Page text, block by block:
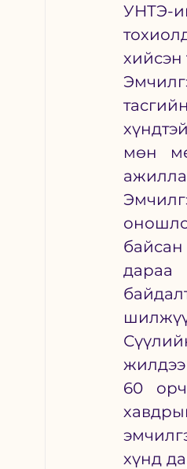
УНТЭ-
хийсэн
мөн
дараа
60
хүнд